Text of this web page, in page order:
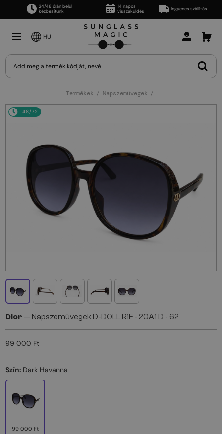
24/48 órán belül
kézbesítünk
14 napos
visszaküldés
Ingyenes szállítás
HU
Termékek Napszemüvegek
48/72
Dior — Napszemüvegek D-DOLL R1F - 20A1 D - 62
99 000 Ft
Szín: Dark Havanna
99 000 Ft